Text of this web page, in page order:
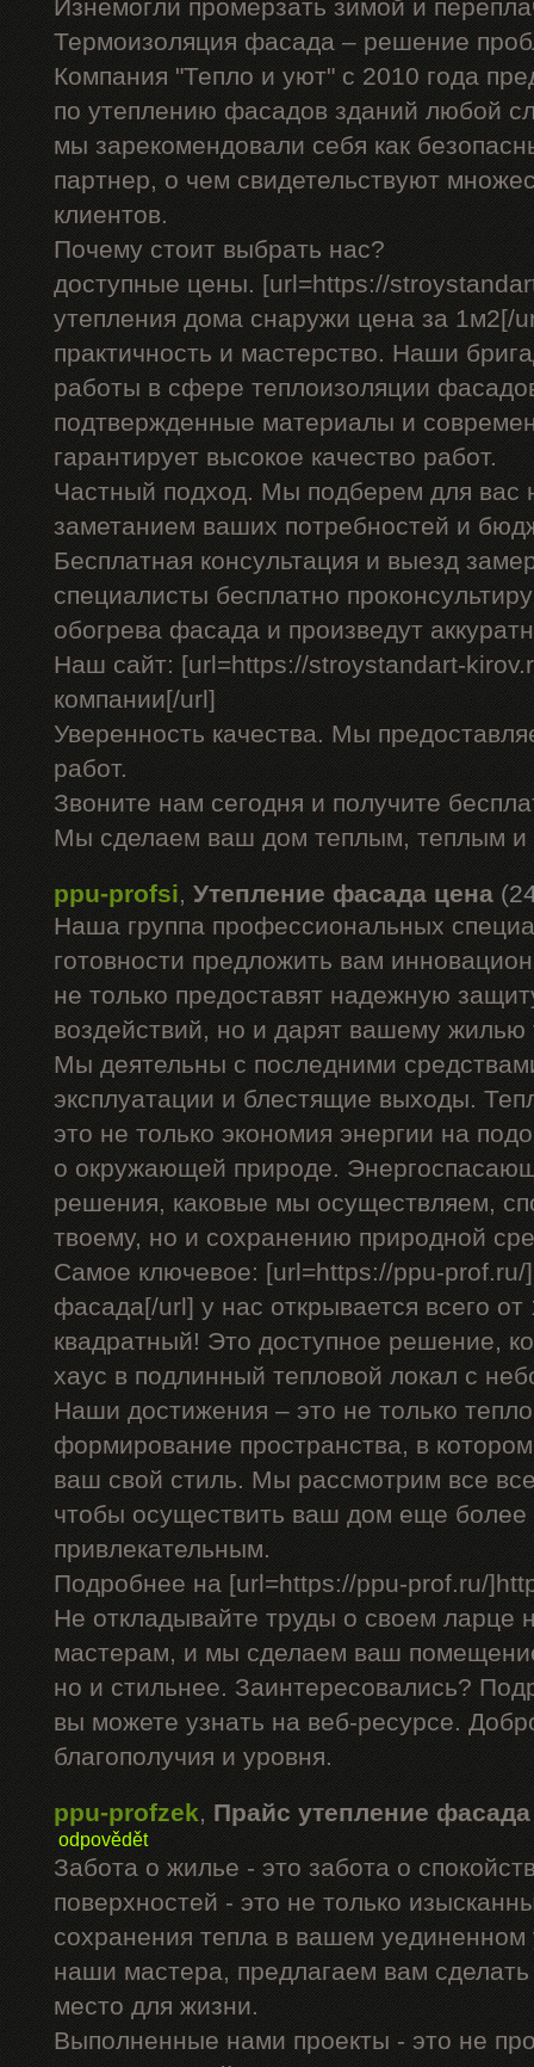
Изнемогли промерзать зимой и
Термоизоляция фасада – решение
Компания "Тепло и уют" с 2010 года
по утеплению фасадов зданий любой
мы зарекомендовали себя как
партнер, о чем свидетельствуют
клиентов.
Почему стоит выбрать нас?
доступные цены. [url=https://
утепления дома снаружи цена за 1м2[/
практичность и мастерство. Наши
работы в сфере теплоизоляции
подтвержденные материалы и
гарантирует высокое качество работ.
Частный подход. Мы подберем для вас
заметанием ваших потребностей и
Бесплатная консультация и выезд
специалисты бесплатно
обогрева фасада и произведут
Наш сайт: [url=https://stroystandart-
компании[/url]
Уверенность качества. Мы
работ.
Звоните нам сегодня и получите
Мы сделаем ваш дом теплым, теплым и
ppu-profsi, Утепление фасада цена
Наша группа профессиональных
готовности предложить вам
не только предоставят надежную
воздействий, но и дарят вашему
Мы деятельны с последними
эксплуатации и блестящие выходы.
это не только экономия энергии на
о окружающей природе.
решения, каковые мы осуществляем,
твоему, но и сохранению природной
Самое ключевое: [url=https://ppu-prof.ru/
фасада[/url] у нас открывается всего
квадратный! Это доступное решение,
хаус в подлинный тепловой локал с
Наши достижения – это не только
формирование пространства, в
ваш свой стиль. Мы рассмотрим все
чтобы осуществить ваш дом еще
привлекательным.
Подробнее на [url=https://ppu-prof.ru/
Не откладывайте труды о своем ларце
мастерам, и мы сделаем ваш
но и стильнее. Заинтересовались?
вы можете узнать на веб-ресурсе.
благополучия и уровня.
ppu-profzek,Прайс утепление фасада
odpovědět
Забота о жилье - это забота о
поверхностей - это не только
сохранения тепла в вашем уединенном
наши мастера, предлагаем вам
место для жизни.
Выполненные нами проекты - это не